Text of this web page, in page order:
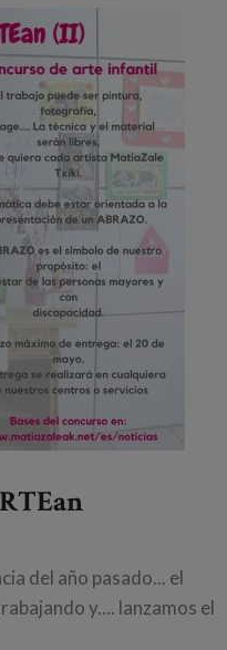
del año pasado... el
y.... lanzamos el